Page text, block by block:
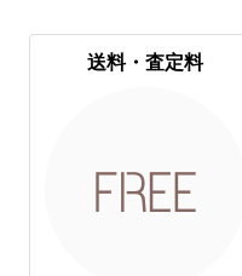
送料・査定料